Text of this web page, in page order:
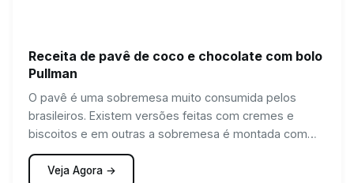
Receita de pavê de coco e chocolate com bolo
Pullman
O pavê é uma sobremesa muito consumida pelos
brasileiros. Existem versões feitas com cremes e
biscoitos e em outras a sobremesa é montada com
cremes e bolos.
Veja Agora →